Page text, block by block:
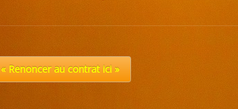
« Renoncer au contrat ici »